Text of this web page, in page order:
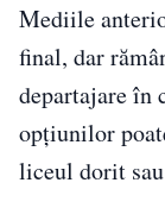
Mediile
final, dar
departajare în
opțiunilor
liceul dorit